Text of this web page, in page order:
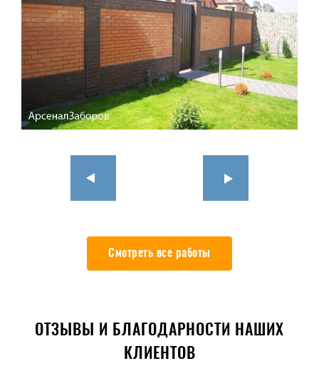
Смотреть все работы
ОТЗЫВЫ И БЛАГОДАРНОСТИ НАШИХ
КЛИЕНТОВ